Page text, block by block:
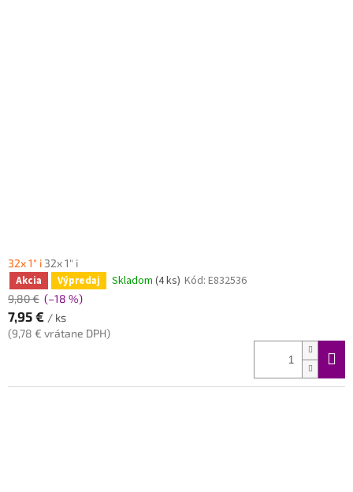
32x 1" i 32x 1" i
Akcia Výpredaj Skladom (4 ks) Kód: E832536
9,80 € (–18 %)
7,95 € / ks
(9,78 € vrátane DPH)